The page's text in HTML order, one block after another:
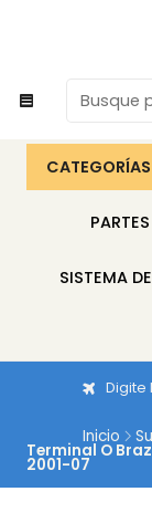
CATEGORÍAS
SISTEMA
Digite
Inicio
Terminal O
2001-07